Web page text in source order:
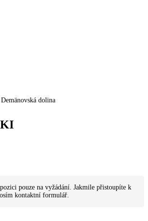
dolina
pouze na vyžádání. Jakmile přistoupíte k
kontaktní formulář.